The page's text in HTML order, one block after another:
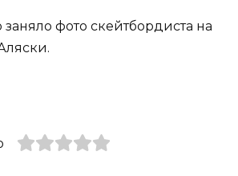
заняло фото скейтбордиста на